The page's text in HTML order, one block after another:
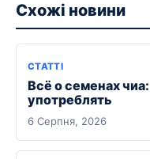
Схожі новини
СТАТТІ
Всё о семенах
употреблять
6 Серпня, 2026